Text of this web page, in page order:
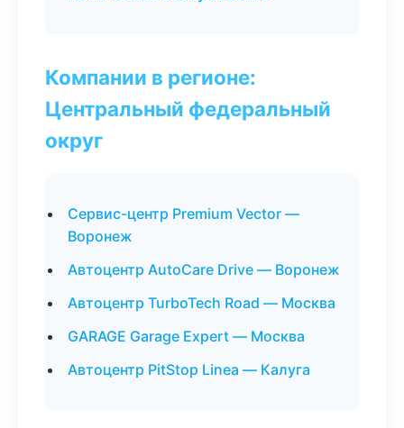
Компании в регионе:
Центральный федеральный
округ
Сервис-центр Premium Vector —
Воронеж
Автоцентр AutoCare Drive — Воронеж
Автоцентр TurboTech Road — Москва
GARAGE Garage Expert — Москва
Автоцентр PitStop Linea — Калуга